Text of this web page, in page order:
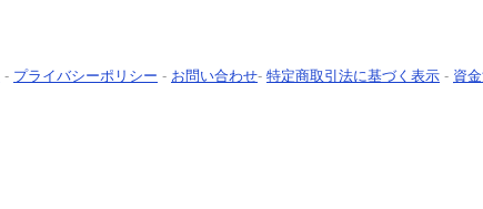
- プライバシーポリシー - お問い合わせ- 特定商取引法に基づく表示 - 資